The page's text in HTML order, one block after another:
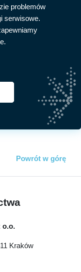
problemów
serwisowe.
Powrót w górę
o.o.
Kraków